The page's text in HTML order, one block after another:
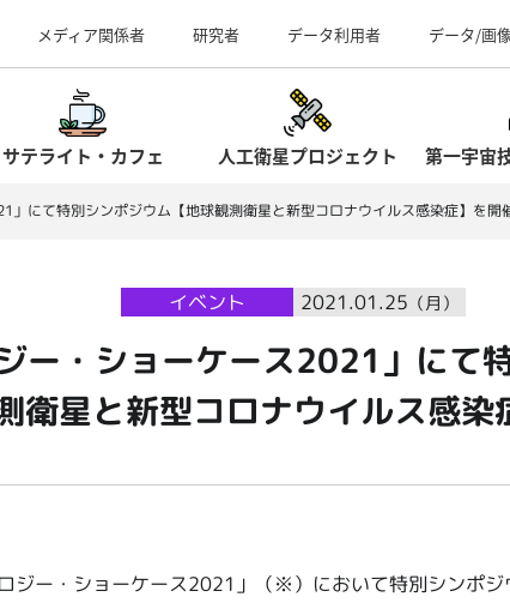
メディア関係者 研究者 データ利用者 データ/画
サテライト・カフェ 人工衛星プロジェクト 第一宇宙
」にて特別シンポジウム【地球観測衛星と新型コロナウイルス感染症】を開
イベント 2021.01.25 （月）
ジー・ショーケース2021」にて
衛星と新型コロナウイルス感染
ジー・ショーケース2021」（※）において特別シンポジ